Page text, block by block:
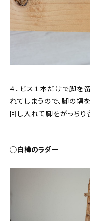
４．ビス１本だけで脚を
れてしまうので、脚の幅
回し入れて脚をがっちり
◯白樺のラダー